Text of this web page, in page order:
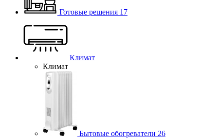
Готовые решения 17
Климат
Климат
Бытовые обогреватели 26